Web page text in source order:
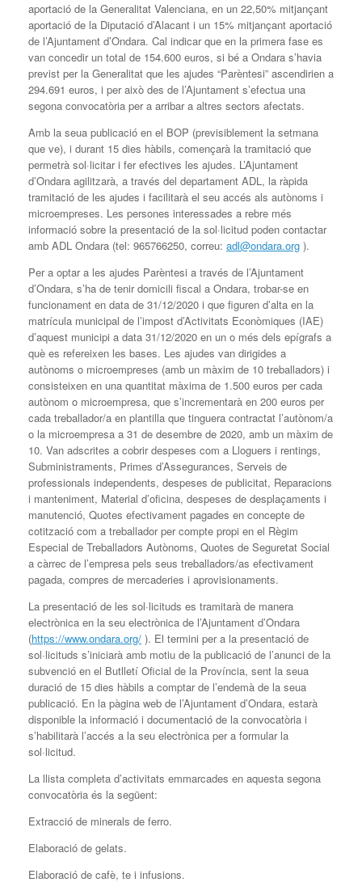
aportació de la Generalitat Valenciana, en un 22,50% mitjançant
aportació de la Diputació d’Alacant i un 15% mitjançant aportació
de l’Ajuntament d’Ondara. Cal indicar que en la primera fase es
van concedir un total de 154.600 euros, si bé a Ondara s’havia
previst per la Generalitat que les ajudes “Parèntesi” ascendirien a
294.691 euros, i per això des de l’Ajuntament s’efectua una
segona convocatòria per a arribar a altres sectors afectats.
Amb la seua publicació en el BOP (previsiblement la setmana
que ve), i durant 15 dies hàbils, començarà la tramitació que
permetrà sol·licitar i fer efectives les ajudes. L’Ajuntament
d’Ondara agilitzarà, a través del departament ADL, la ràpida
tramitació de les ajudes i facilitarà el seu accés als autònoms i
microempreses. Les persones interessades a rebre més
informació sobre la presentació de la sol·licitud poden contactar
amb ADL Ondara (tel: 965766250, correu: adl@ondara.org ).
Per a optar a les ajudes Parèntesi a través de l’Ajuntament
d’Ondara, s’ha de tenir domicili fiscal a Ondara, trobar-se en
funcionament en data de 31/12/2020 i que figuren d’alta en la
matrícula municipal de l’impost d’Activitats Econòmiques (IAE)
d’aquest municipi a data 31/12/2020 en un o més dels epígrafs a
què es refereixen les bases. Les ajudes van dirigides a
autònoms o microempreses (amb un màxim de 10 treballadors) i
consisteixen en una quantitat màxima de 1.500 euros per cada
autònom o microempresa, que s’incrementarà en 200 euros per
cada treballador/a en plantilla que tinguera contractat l’autònom/a
o la microempresa a 31 de desembre de 2020, amb un màxim de
10. Van adscrites a cobrir despeses com a Lloguers i rentings,
Subministraments, Primes d’Assegurances, Serveis de
professionals independents, despeses de publicitat, Reparacions
i manteniment, Material d’oficina, despeses de desplaçaments i
manutenció, Quotes efectivament pagades en concepte de
cotització com a treballador per compte propi en el Règim
Especial de Treballadors Autònoms, Quotes de Seguretat Social
a càrrec de l’empresa pels seus treballadors/as efectivament
pagada, compres de mercaderies i aprovisionaments.
La presentació de les sol·licituds es tramitarà de manera
electrònica en la seu electrònica de l’Ajuntament d’Ondara
(https://www.ondara.org/ ). El termini per a la presentació de
sol·licituds s’iniciarà amb motiu de la publicació de l’anunci de la
subvenció en el Butlletí Oficial de la Província, sent la seua
duració de 15 dies hàbils a comptar de l’endemà de la seua
publicació. En la pàgina web de l’Ajuntament d’Ondara, estarà
disponible la informació i documentació de la convocatòria i
s’habilitarà l’accés a la seu electrònica per a formular la
sol·licitud.
La llista completa d’activitats emmarcades en aquesta segona
convocatòria és la següent:
Extracció de minerals de ferro.
Elaboració de gelats.
Elaboració de cafè, te i infusions.